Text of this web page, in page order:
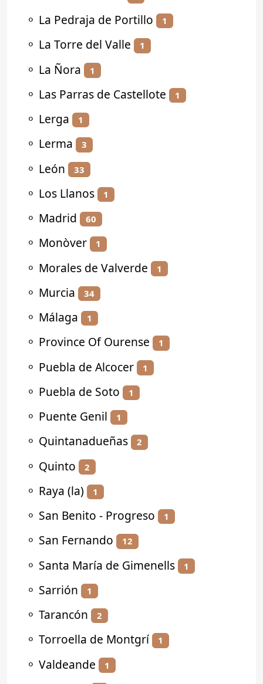
⚬ La Pedraja de Portillo 1
⚬ La Torre del Valle 1
⚬ La Ñora 1
⚬ Las Parras de Castellote 1
⚬ Lerga 1
⚬ Lerma 3
⚬ León 33
⚬ Los Llanos 1
⚬ Madrid 60
⚬ Monòver 1
⚬ Morales de Valverde 1
⚬ Murcia 34
⚬ Málaga 1
⚬ Province Of Ourense 1
⚬ Puebla de Alcocer 1
⚬ Puebla de Soto 1
⚬ Puente Genil 1
⚬ Quintanadueñas 2
⚬ Quinto 2
⚬ Raya (la) 1
⚬ San Benito - Progreso 1
⚬ San Fernando 12
⚬ Santa María de Gimenells 1
⚬ Sarrión 1
⚬ Tarancón 2
⚬ Torroella de Montgrí 1
⚬ Valdeande 1